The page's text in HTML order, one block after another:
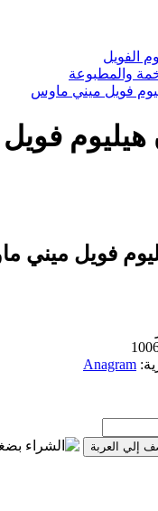
الفويل
والمطبوعة
هيليوم
Anagram
إلي العربة